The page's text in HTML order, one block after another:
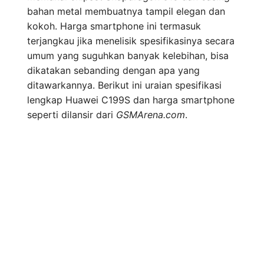
bahan metal membuatnya tampil elegan dan
kokoh. Harga smartphone ini termasuk
terjangkau jika menelisik spesifikasinya secara
umum yang suguhkan banyak kelebihan, bisa
dikatakan sebanding dengan apa yang
ditawarkannya. Berikut ini uraian spesifikasi
lengkap Huawei C199S dan harga smartphone
seperti dilansir dari GSMArena.com.